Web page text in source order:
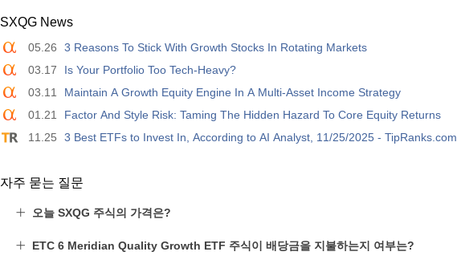
SXQG News
05.26
3 Reasons To Stick With Growth Stocks In Rotating Markets
03.17
Is Your Portfolio Too Tech-Heavy?
03.11
Maintain A Growth Equity Engine In A Multi-Asset Income Strategy
01.21
Factor And Style Risk: Taming The Hidden Hazard To Core Equity Returns
11.25
3 Best ETFs to Invest In, According to AI Analyst, 11/25/2025 - TipRanks.com
자주 묻는 질문
오늘 SXQG 주식의 가격은?
ETC 6 Meridian Quality Growth ETF 주식이 배당금을 지불하는지 여부는?